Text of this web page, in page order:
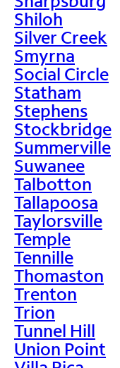
Shiloh
Silver Creek
Smyrna
Social Circle
Statham
Stephens
Stockbridge
Summerville
Suwanee
Talbotton
Tallapoosa
Taylorsville
Temple
Tennille
Thomaston
Trenton
Trion
Tunnel Hill
Union Point